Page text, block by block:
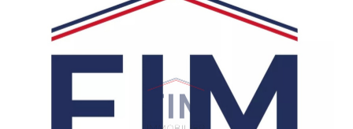
VOIR LE BIEN